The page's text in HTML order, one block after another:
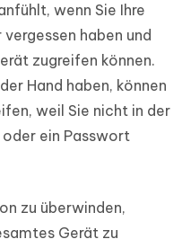
wenn Sie Ihre
haben und
zugreifen können.
Hand haben, können
weil Sie nicht in der
oder ein Passwort
zu überwinden,
Gerät zu